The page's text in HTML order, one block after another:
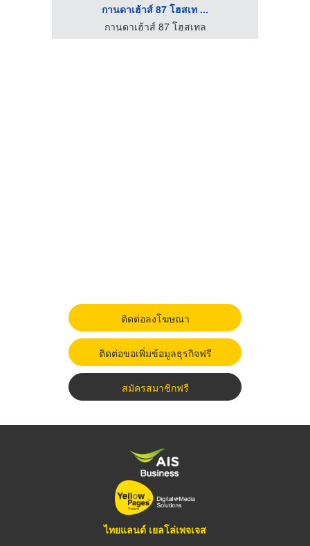
กานดาเฮ้าส์ 87 โฮสเท ...
กานดาเฮ้าส์ 87 โฮสเทล
ติดต่อลงโฆษณา
ติดต่อขอเพิ่มข้อมูลธุรกิจฟรี
สมัครสมาชิกฟรี
ไทยแลนด์ เยลโล่เพจเจส